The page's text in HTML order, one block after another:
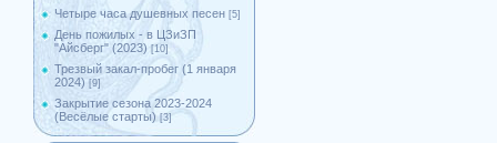
Четыре часа душевных песен [5]
День пожилых - в ЦЗиЗП
"Айсберг" (2023) [10]
Трезвый закал-пробег (1 января
2024) [9]
Закрытие сезона 2023-2024
(Весёлые старты) [3]